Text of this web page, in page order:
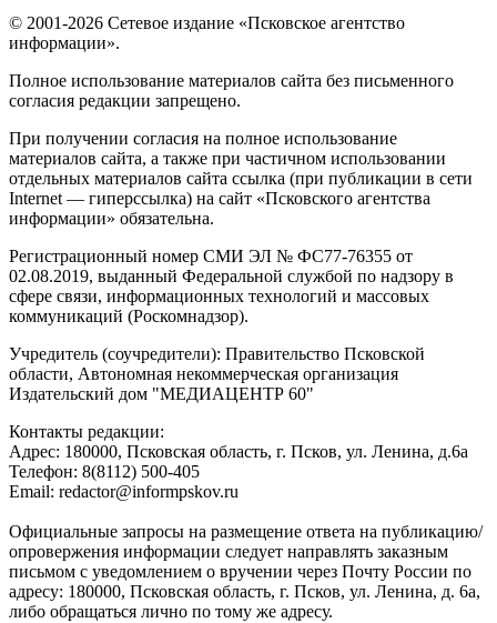
© 2001-2026 Сетевое издание «Псковское агентство
информации».
Полное использование материалов сайта без письменного
согласия редакции запрещено.
При получении согласия на полное использование
материалов сайта, а также при частичном использовании
отдельных материалов сайта ссылка (при публикации в сети
Internet — гиперссылка) на сайт «Псковского агентства
информации» обязательна.
Регистрационный номер СМИ ЭЛ № ФС77-76355 от
02.08.2019, выданный Федеральной службой по надзору в
сфере связи, информационных технологий и массовых
коммуникаций (Роскомнадзор).
Учредитель (соучредители): Правительство Псковской
области, Автономная некоммерческая организация
Издательский дом "МЕДИАЦЕНТР 60"
Контакты редакции:
Адреc: 180000, Псковская область, г. Псков, ул. Ленина, д.6а
Телефон: 8(8112) 500-405
Email: redactor@informpskov.ru
Официальные запросы на размещение ответа на публикацию/
опровержения информации следует направлять заказным
письмом с уведомлением о вручении через Почту России по
адресу: 180000, Псковская область, г. Псков, ул. Ленина, д. 6а,
либо обращаться лично по тому же адресу.